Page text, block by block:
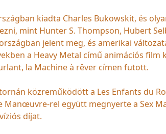
kiadta Charles Bukowskit, és
mint Hunter S. Thompson, Hubert
jelent meg, és amerikai
a Heavy Metal című animációs film
la Machine à rêver címen futott.
közreműködött a Les Enfants du
Manœuvre-rel együtt megnyerte a Sex
díjat.